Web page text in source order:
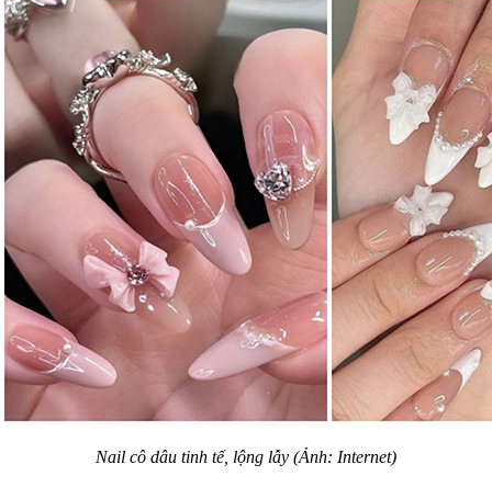
Nail cô dâu tinh tế, lộng lẫy (Ảnh: Internet)